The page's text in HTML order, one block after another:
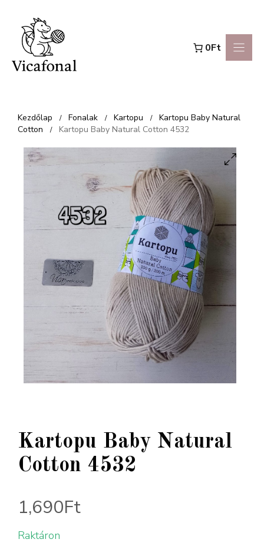
Kilépés
tartalomba
0Ft
Kezdőlap / Fonalak / Kartopu /
Kartopu Baby Natural
Cotton
/ Kartopu Baby Natural Cotton 4532
Kartopu Baby Natural
Cotton 4532
1,690Ft
Raktáron